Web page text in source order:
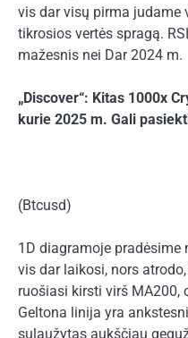
vis dar visų pirma judame
tikrosios vertės spragą.
mažesnis nei Dar 2024 m.
„Discover“: Kitas 1000x
kurie 2025 m. Gali
(Btcusd)
1D diagramoje
vis dar laikosi, nors
ruošiasi kirsti virš MA200,
Geltona linija yra
sulaužytas aukščiau